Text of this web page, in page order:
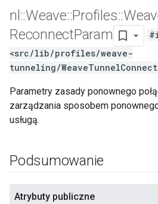
nl ::Weave::Profiles::
ReconnectParam
<src/lib/profiles/weave-
tunneling/
Parametry zasady ponownego
zarządzania sposobem
usługą.
Podsumowanie
Atrybuty publiczne